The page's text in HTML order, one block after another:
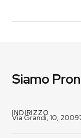
Siamo
INDIRIZZO
Via Grandi, 10,